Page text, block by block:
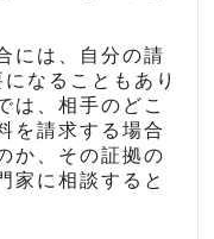
には、自分の請
になることもあり
は、相手のどこ
を請求する場合
か、その証拠の
家に相談すると